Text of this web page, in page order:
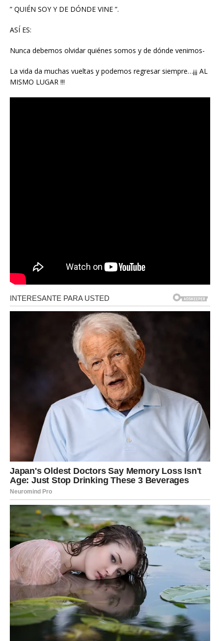
” QUIÉN SOY Y DE DÓNDE VINE ”.
ASÍ ES:
Nunca debemos olvidar quiénes somos y de dónde venimos-
La vida da muchas vueltas y podemos regresar siempre…¡¡¡ AL
MISMO LUGAR !!!